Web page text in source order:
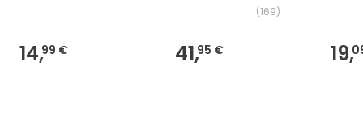
14,99 €
(169)
41,95 € 19,